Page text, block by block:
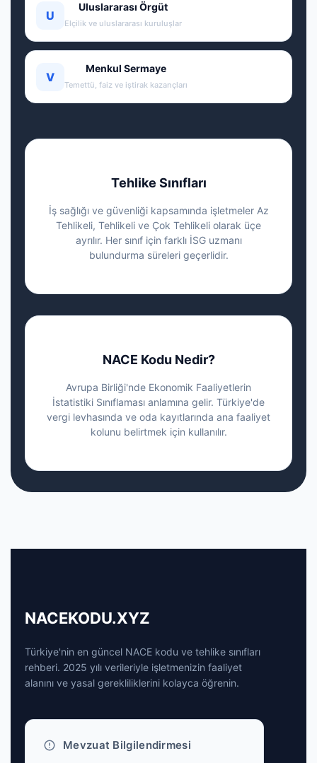
U
Uluslararası Örgüt
Elçilik ve uluslararası kuruluşlar
V
Menkul Sermaye
Temettü, faiz ve iştirak kazançları
Tehlike Sınıfları
İş sağlığı ve güvenliği kapsamında işletmeler Az
Tehlikeli, Tehlikeli ve Çok Tehlikeli olarak üçe
ayrılır. Her sınıf için farklı İSG uzmanı
bulundurma süreleri geçerlidir.
NACE Kodu Nedir?
Avrupa Birliği'nde Ekonomik Faaliyetlerin
İstatistiki Sınıflaması anlamına gelir. Türkiye'de
vergi levhasında ve oda kayıtlarında ana faaliyet
kolunu belirtmek için kullanılır.
NACEKODU.XYZ
Türkiye'nin en güncel NACE kodu ve tehlike sınıfları
rehberi. 2025 yılı verileriyle işletmenizin faaliyet
alanını ve yasal gerekliliklerini kolayca öğrenin.
Mevzuat Bilgilendirmesi